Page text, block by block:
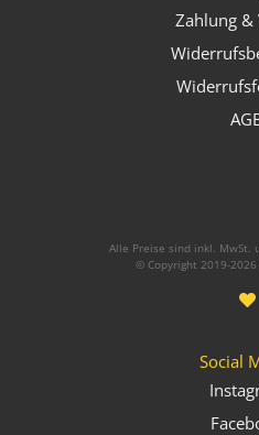
Zahlung &
Alle Preise sind inkl. MwSt.
© Copyright 2019-
Social